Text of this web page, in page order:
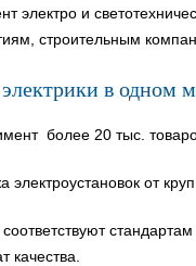
электро и
строительным
в одном
более 20 тыс.
от
качества.